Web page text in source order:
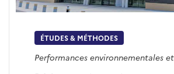
ÉTUDES & MÉTHODES
Performances environnementales